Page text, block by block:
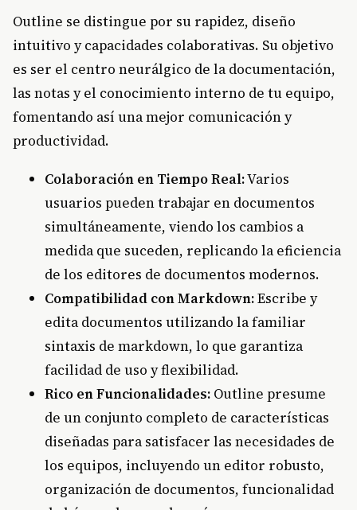
Outline se distingue por su rapidez, diseño
intuitivo y capacidades colaborativas. Su objetivo
es ser el centro neurálgico de la documentación,
las notas y el conocimiento interno de tu equipo,
fomentando así una mejor comunicación y
productividad.
Colaboración en Tiempo Real:Varios
usuarios pueden trabajar en documentos
simultáneamente, viendo los cambios a
medida que suceden, replicando la eficiencia
de los editores de documentos modernos.
Compatibilidad con Markdown:Escribe y
edita documentos utilizando la familiar
sintaxis de markdown, lo que garantiza
facilidad de uso y flexibilidad.
Rico en Funcionalidades: Outline presume
de un conjunto completo de características
diseñadas para satisfacer las necesidades de
los equipos, incluyendo un editor robusto,
organización de documentos, funcionalidad